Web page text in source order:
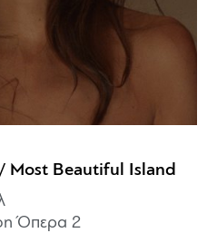
Most Beautiful Island
Όπερα 2